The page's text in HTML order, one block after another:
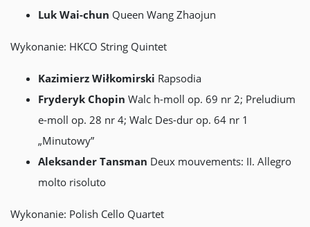
Luk Wai-chun Queen Wang Zhaojun
Wykonanie: HKCO String Quintet
Kazimierz Wiłkomirski Rapsodia
Fryderyk Chopin Walc h-moll op. 69 nr 2; Preludium
e-moll op. 28 nr 4; Walc Des-dur op. 64 nr 1
„Minutowy”
Aleksander Tansman Deux mouvements: II. Allegro
molto risoluto
Wykonanie: Polish Cello Quartet